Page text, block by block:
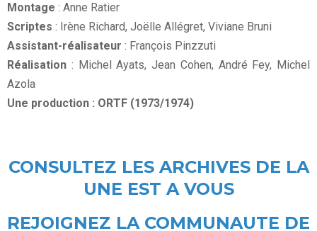
Montage : Anne Ratier
Scriptes : Irène Richard, Joëlle Allégret, Viviane Bruni
Assistant-réalisateur : François Pinzzuti
Réalisation : Michel Ayats, Jean Cohen, André Fey, Michel
Azola
Une production : ORTF (1973/1974)
CONSULTEZ LES ARCHIVES DE LA
UNE EST A VOUS
REJOIGNEZ LA COMMUNAUTE DE